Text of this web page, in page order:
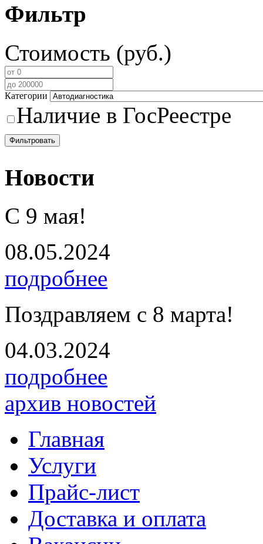
Фильтр
Стоимость (руб.)
Категории
Наличие в ГосРеестре
Фильтровать
Новости
С 9 мая!
08.05.2024
подробнее
Поздравляем с 8 марта!
04.03.2024
подробнее
архив новостей
Главная
Услуги
Прайс-лист
Доставка и оплата